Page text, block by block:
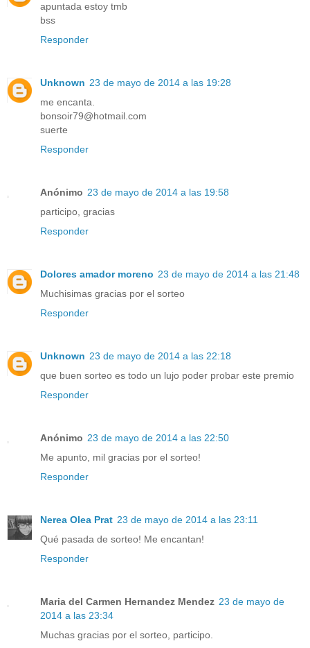
apuntada estoy tmb
bss
Responder
Unknown 23 de mayo de 2014 a las 19:28
me encanta.
bonsoir79@hotmail.com
suerte
Responder
Anónimo 23 de mayo de 2014 a las 19:58
participo, gracias
Responder
Dolores amador moreno 23 de mayo de 2014 a las 21:48
Muchisimas gracias por el sorteo
Responder
Unknown 23 de mayo de 2014 a las 22:18
que buen sorteo es todo un lujo poder probar este premio
Responder
Anónimo 23 de mayo de 2014 a las 22:50
Me apunto, mil gracias por el sorteo!
Responder
Nerea Olea Prat 23 de mayo de 2014 a las 23:11
Qué pasada de sorteo! Me encantan!
Responder
Maria del Carmen Hernandez Mendez 23 de mayo de
2014 a las 23:34
Muchas gracias por el sorteo, participo.